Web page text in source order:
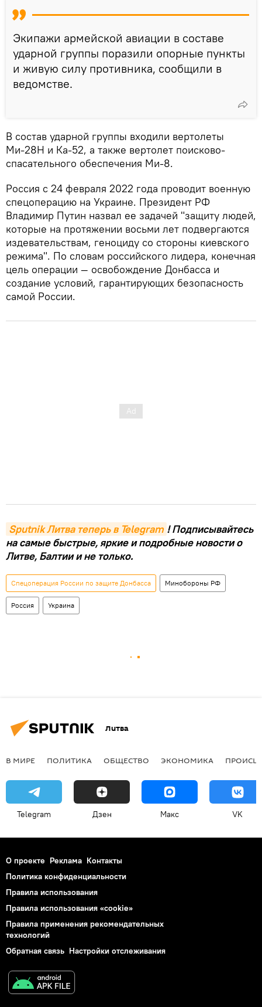
Экипажи армейской авиации в составе
ударной группы поразили опорные пункты
и живую силу противника, сообщили в
ведомстве.
В состав ударной группы входили вертолеты
Ми-28Н и Ка-52, а также вертолет поисково-
спасательного обеспечения Ми-8.
Россия с 24 февраля 2022 года проводит военную
спецоперацию на Украине. Президент РФ
Владимир Путин назвал ее задачей "защиту людей,
которые на протяжении восьми лет подвергаются
издевательствам, геноциду со стороны киевского
режима". По словам российского лидера, конечная
цель операции — освобождение Донбасса и
создание условий, гарантирующих безопасность
самой России.
Sputnik Литва теперь в Telegram ! Подписывайтесь
на самые быстрые, яркие и подробные новости о
Литве, Балтии и не только.
Спецоперация России по защите Донбасса Минобороны РФ
Россия Украина
Литва
В МИРЕ ПОЛИТИКА ОБЩЕСТВО ЭКОНОМИКА
Telegram Дзен Макс VK
О проекте Реклама Контакты
Политика конфиденциальности
Правила использования
Правила использования «cookie»
Правила применения рекомендательных
технологий
Обратная связь Настройки отслеживания